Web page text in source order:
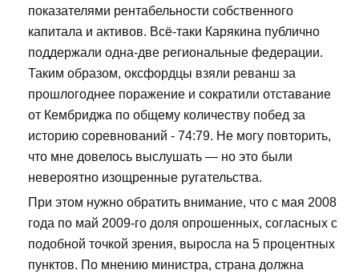
показателями рентабельности собственного
капитала и активов. Всё-таки Карякина публично
поддержали одна-две региональные федерации.
Таким образом, оксфордцы взяли реванш за
прошлогоднее поражение и сократили отставание
от Кембриджа по общему количеству побед за
историю соревнований - 74:79. Не могу повторить,
что мне довелось выслушать — но это были
невероятно изощренные ругательства.
При этом нужно обратить внимание, что с мая 2008
года по май 2009-го доля опрошенных, согласных с
подобной точкой зрения, выросла на 5 процентных
пунктов. По мнению министра, страна должна